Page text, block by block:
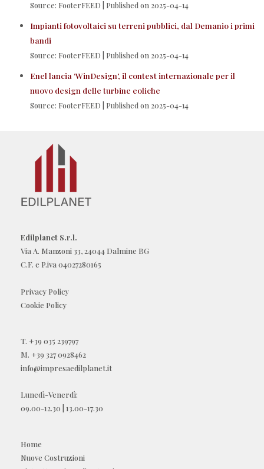
Source: FooterFEED Published on 2025-04-14
Impianti fotovoltaici su terreni pubblici, dal Demanio i primi
bandi
Source: FooterFEED Published on 2025-04-14
Enel lancia ‘WinDesign’, il contest internazionale per il
nuovo design delle turbine eoliche
Source: FooterFEED Published on 2025-04-14
Edilplanet S.r.l.
Via A. Manzoni 33, 24044 Dalmine BG
C.F. e P.iva 04027280165
Privacy Policy
Cookie Policy
T. +39 035 239797
M. +39 327 0928462
info@impresaedilplanet.it
Lunedì-Venerdì:
09.00-12.30 | 13.00-17.30
Home
Nuove Costruzioni